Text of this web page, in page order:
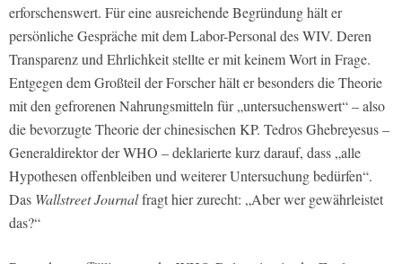
erforschenswert. Für eine ausreichende Begründung hält er
persönliche Gespräche mit dem Labor-Personal des WIV. Deren
Transparenz und Ehrlichkeit stellte er mit keinem Wort in Frage.
Entgegen dem Großteil der Forscher hält er besonders die Theorie
mit den gefrorenen Nahrungsmitteln für „untersuchenswert“ – also
die bevorzugte Theorie der chinesischen KP. Tedros Ghebreyesus –
Generaldirektor der WHO – deklarierte kurz darauf, dass „alle
Hypothesen offenbleiben und weiterer Untersuchung bedürfen“.
Das Wallstreet Journalfragt hier zurecht: „Aber wer gewährleistet
das?“